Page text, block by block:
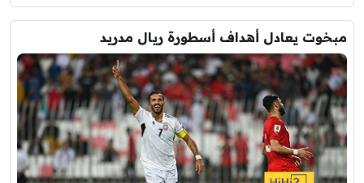
مبخوت يعادل أهداف أسطورة ريال مدريد